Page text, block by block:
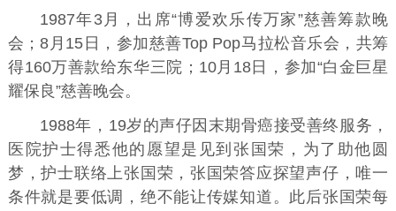
1987年3月，出席“博爱欢乐传万家”慈善筹款晚
会；8月15日，参加慈善Top Pop马拉松音乐会，共筹
得160万善款给东华三院；10月18日，参加“白金巨星
耀保良”慈善晚会。
1988年，19岁的声仔因末期骨癌接受善终服务，
医院护士得悉他的愿望是见到张国荣，为了助他圆
梦，护士联络上张国荣，张国荣答应探望声仔，唯一
条件就是要低调，绝不能让传媒知道。此后张国荣每